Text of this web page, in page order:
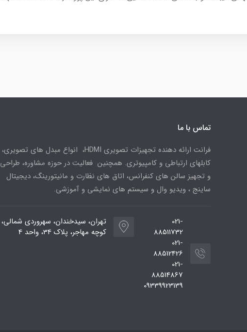
تماس با ما
فرانت ارائه دهنده تجهیزات تصویری HDMI، انواع مبدل های تصویری،
کابلهای ارتباطی و کامپیوتری. همچنین فعالیت در حوزه مشاوره، طراحی
و تجهیز سالن های کنفرانس، اتاق های نظارت و مانیتورینگ، دیجیتال
ساینج ، ویدیو وال و سیستم های نمایشی و آموزشی.
021-
88511732
021-
88512426
021-
88514867
09339923139
تهران، سیدخندان، سهروردی شمالی،
کوچه مهاجر، پلاک 34، واحد 4